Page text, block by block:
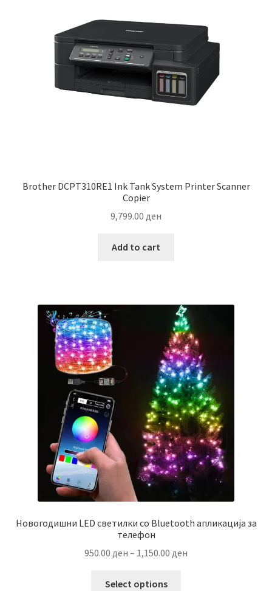
Brother DCPT310RE1 Ink Tank System Printer Scanner
Copier
9,799.00 ден
Add to cart
Новогодишни LED светилки со Bluetooth апликација за
телефон
950.00 ден – 1,150.00 ден
Select options